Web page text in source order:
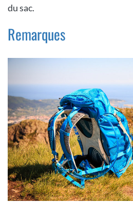
du sac.
Remarques